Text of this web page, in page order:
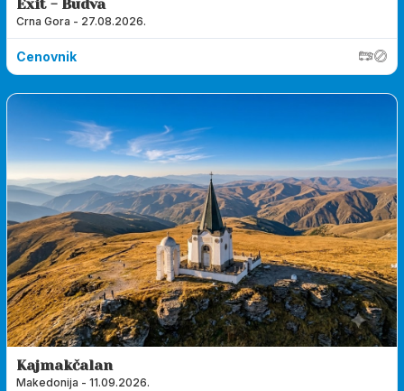
Exit - Budva
Crna Gora - 27.08.2026.
Cenovnik
Kajmakčalan
Makedonija - 11.09.2026.